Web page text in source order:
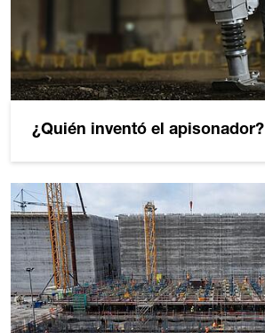
¿Quién inventó el apisonador?